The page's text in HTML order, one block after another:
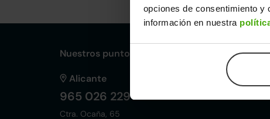
opciones de consentimiento y
información en nuestra
Largo
3,63m
1,68m
Nuestros puntos de venta Clicars:
Alicante
965 026 229
Ctra. Ocaña, 65